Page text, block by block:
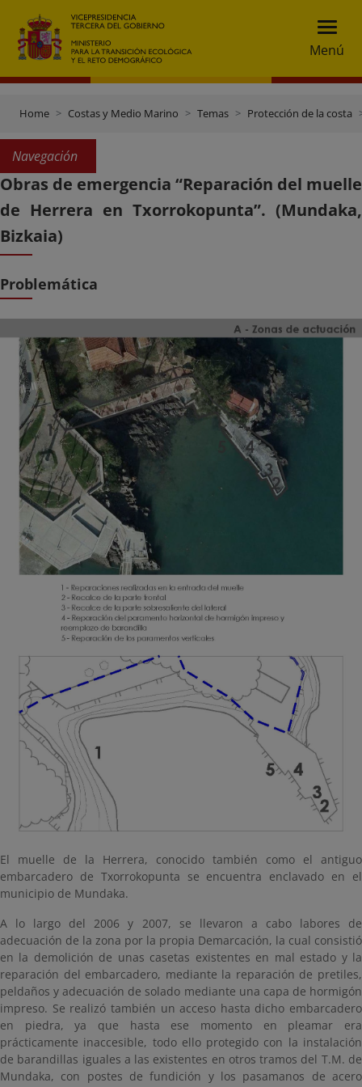
Menú
Home Costas y Medio Marino Temas Protección de la costa
Navegación
Obras de emergencia “Reparación del muelle
de Herrera en Txorrokopunta”. (Mundaka,
Bizkaia)
Problemática
El muelle de la Herrera, conocido también como el antiguo
embarcadero de Txorrokopunta se encuentra enclavado en el
municipio de Mundaka.
A lo largo del 2006 y 2007, se llevaron a cabo labores de
adecuación de la zona por la propia Demarcación, la cual consistió
en la demolición de unas casetas existentes en mal estado y la
reparación del embarcadero, mediante la reparación de pretiles,
peldaños y adecuación de solado mediante una capa de hormigón
impreso. Se realizó también un acceso hasta dicho embarcadero
en piedra, ya que hasta ese momento en pleamar era
prácticamente inaccesible, todo ello protegido con la instalación
de barandillas iguales a las existentes en otros tramos del T.M. de
Mundaka, con postes de fundición y los pasamanos de acero